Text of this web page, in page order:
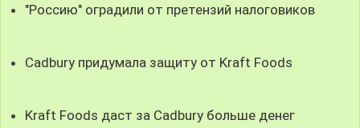
"Россию" оградили от претензий налоговиков
Cadbury придумала защиту от Kraft Foods
Kraft Foods даст за Cadbury больше денег